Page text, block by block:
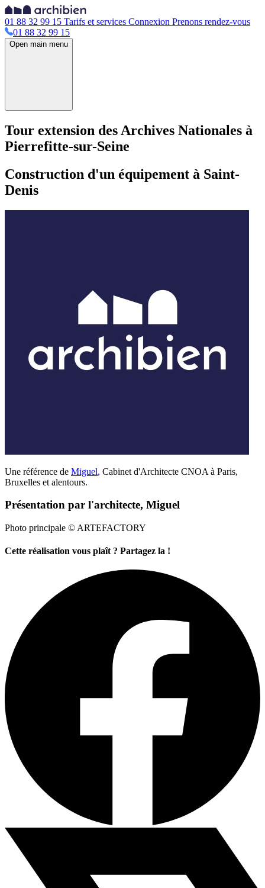
01 88 32 99 15 Tarifs et services Connexion Prenons rendez-vous
01 88 32 99 15
Open main menu
Tour extension des Archives Nationales à
Pierrefitte-sur-Seine
Construction d'un équipement à Saint-
Denis
Une référence de Miguel, Cabinet d'Architecte CNOA à Paris,
Bruxelles et alentours.
Présentation par l'architecte, Miguel
Photo principale © ARTEFACTORY
Cette réalisation vous plaît ? Partagez la !